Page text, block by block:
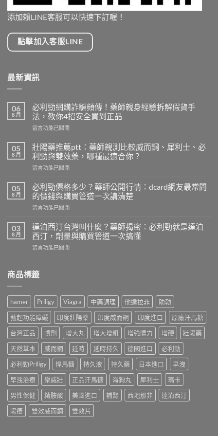
添加賴LINE客服可以快速下訂喔！
點擊加入客服LINE
最新資訊
06
8 月
必利勁網購詐騙頻傳！藥師親身經驗拆解假貨手
法，教你4招安全買到正品
在
利
勁
網
購
騙
頻
傳！
藥
親
身
驗
假
法，
教
你
4
招
安
全
買
到
正
品〉
中
留言功能已關閉
05
8 月
壯陽藥推薦ptt：藥師親測比較威而鋼、犀利士、必
利勁與雙效藥，哪種最適合你？
在
陽
藥
推
薦
藥
師
親
測
威
利
士、
必
利
勁
與
雙
效
藥，
哪
種
最
適
合
留言功能已關閉
05
8 月
必利勁價格多少？藥師公開行情：dcard網友最常問
的價錢與購買管道一次講清楚
在
利
勁
價
格
藥
開
行
情：
dcard
網
友
最
常
問
的
價
錢
與
購
買
留言功能已關閉
03
8 月
達泊西汀台灣叫什麼？藥師揭密：必利勁就是達泊
西汀，劑量與購買管道一次搞懂
在
西
汀
灣
什
麼？
藥
師
揭
密：
必
利
勁
就
是
達
泊
留言功能已關閉
商品標籤
hamer Priligy Viagra 中藥調理 他達拉非
助勃
勃起功能障礙
印度壯陽藥 印度威而鋼 印度進口
原廠汗馬糖
台灣正品
噴劑 增大丸 增大增粗 增強體力 增硬
壯陽藥
天然草本
威而鋼 延時 延時持久 德國進口
必利勁
必利勁Priligy
悍馬糖 持久液 持久藥 日本進口
早洩
早洩治療
樂威壯 正品汗馬糖 海狗丸 犀利士
瑪卡
男性保健
精胺酸 美國進口 補腎 西地那非
達泊西汀
陽痿
雙效威而鋼 雙效片